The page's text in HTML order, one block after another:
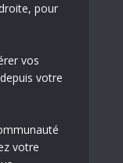
pour
vos
votre
votre